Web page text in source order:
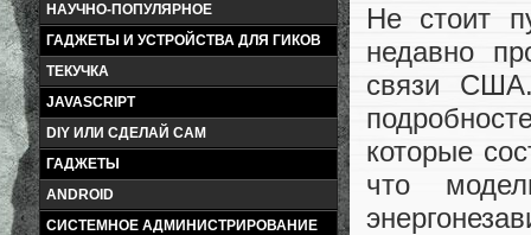
НАУЧНО-ПОПУЛЯРНОЕ
ГАДЖЕТЫ И УСТРОЙСТВА ДЛЯ ГИКОВ
ТЕКУЧКА
JAVASCRIPT
DIY ИЛИ СДЕЛАЙ САМ
ГАДЖЕТЫ
ANDROID
СИСТЕМНОЕ АДМИНИСТРИРОВАНИЕ
Не стоит
недавно
связи
которые
что